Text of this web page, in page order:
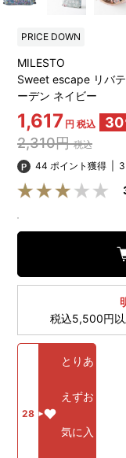
PRICE DOWN
MILESTO
Sweet escape リバ
ーデン ネイビー
1,617 円 税込 30
2,310円税込
44 ポイント獲得
税込5,500円
28
とりあ
えずお
気に入